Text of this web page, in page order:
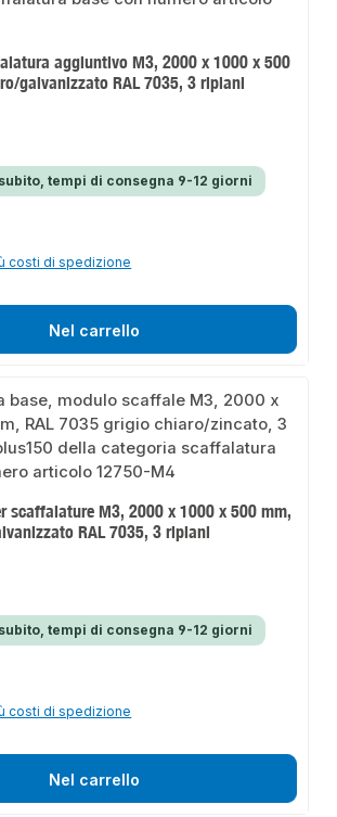
aggiuntivo M3, 2000 x 1000 x 500
galvanizzato RAL 7035, 3 ripiani
tempi di consegna 9-12 giorni
costi di spedizione
Nel carrello
scaffalature M3, 2000 x 1000 x 500 mm,
RAL 7035, 3 ripiani
tempi di consegna 9-12 giorni
costi di spedizione
Nel carrello